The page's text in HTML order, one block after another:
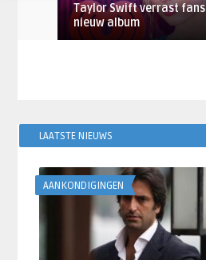
Taylor Swift verrast
nieuw album
LAATSTE NIEUWS
AANKONDIGINGEN